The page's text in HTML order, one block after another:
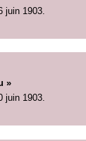
juin 1903.
»
juin 1903.